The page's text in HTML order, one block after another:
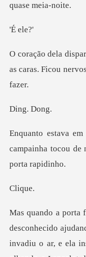
e
as caras. Ficou
g.
campainha tocou de
iq
invadiu o ar, e ela